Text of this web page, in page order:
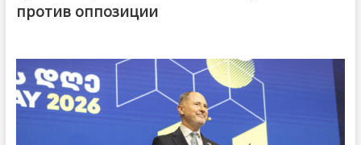
против оппозиции